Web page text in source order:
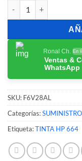
Ronal Ch. En
Ventas &
WhatsApp
SKU: F6V28AL
Categorías:
Etiqueta:TINTA HP 664